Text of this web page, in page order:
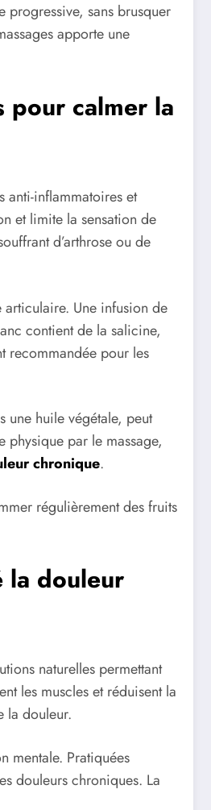
progressive, sans brusquer
apporte une
pour calmer la
anti-inflammatoires et
et limite la sensation de
d’arthrose ou de
articulaire. Une infusion de
contient de la salicine,
recommandée pour les
une huile végétale, peut
physique par le massage,
chronique.
régulièrement des fruits
la douleur
naturelles permettant
les muscles et réduisent la
la douleur.
mentale. Pratiquées
douleurs chroniques. La